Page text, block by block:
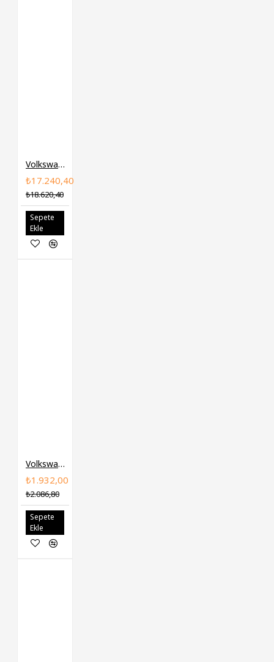
Volkswagen FEBI Eksantrik Zincir Seti 03C109158A GOLF5 GOLF6 JETTA A3 LEON
₺17.240,40
₺18.620,40
Sepete
Ekle
Volkswagen FAG Aks Kafasi Dis 1J0498099A GOLF4 BORA A3 TOLEDO OCTAVIA
₺1.932,00
₺2.086,80
Sepete
Ekle